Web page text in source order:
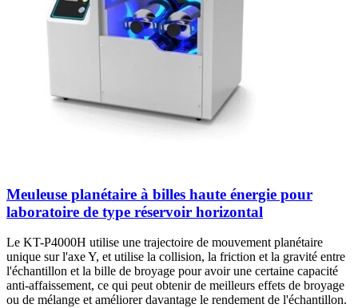
Meuleuse planétaire à billes haute énergie pour
laboratoire de type réservoir horizontal
Le KT-P4000H utilise une trajectoire de mouvement planétaire
unique sur l'axe Y, et utilise la collision, la friction et la gravité entre
l'échantillon et la bille de broyage pour avoir une certaine capacité
anti-affaissement, ce qui peut obtenir de meilleurs effets de broyage
ou de mélange et améliorer davantage le rendement de l'échantillon.